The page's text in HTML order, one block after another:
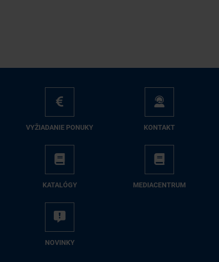
VY­ŽIA­DA­NIE PO­NU­KY KON­TAKT
KA­TA­LÓ­GY ME­DIA­CEN­TRUM
NO­VIN­KY